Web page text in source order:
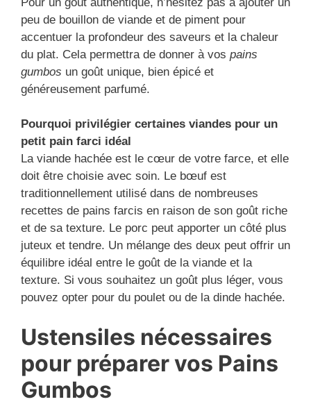
peu de bouillon de viande et de piment pour
accentuer la profondeur des saveurs et la chaleur
du plat. Cela permettra de donner à vos pains
gumbos un goût unique, bien épicé et
généreusement parfumé.
Pourquoi privilégier certaines viandes pour un
petit pain farci idéal
La viande hachée est le cœur de votre farce, et elle
doit être choisie avec soin. Le bœuf est
traditionnellement utilisé dans de nombreuses
recettes de pains farcis en raison de son goût riche
et de sa texture. Le porc peut apporter un côté plus
juteux et tendre. Un mélange des deux peut offrir un
équilibre idéal entre le goût de la viande et la
texture. Si vous souhaitez un goût plus léger, vous
pouvez opter pour du poulet ou de la dinde hachée.
Ustensiles nécessaires
pour préparer vos Pains
Gumbos